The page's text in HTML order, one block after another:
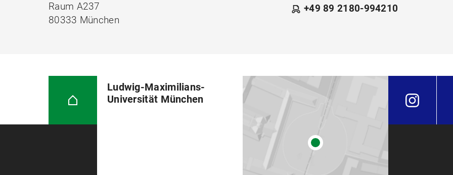
Raum A237
80333 München
+49 89 2180-994210
Ludwig-Maximilians-
Universität München